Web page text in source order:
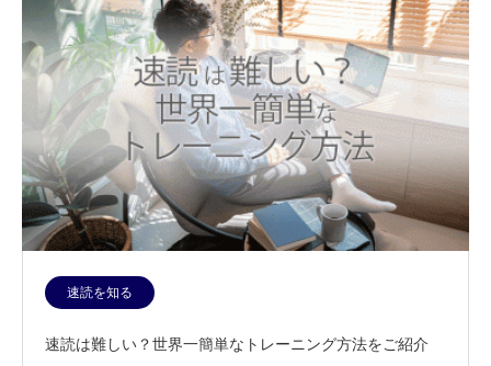
速読を知る
速読は難しい？世界一簡単なトレーニング方法をご紹介